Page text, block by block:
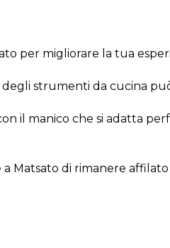
per migliorare la tua
strumenti da cucina
il manico che si adatta
Matsato di rimanere